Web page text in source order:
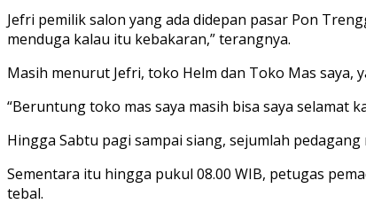
Jefri pemilik salon yang ada didepan pasar Pon
menduga kalau itu kebakaran,” terangnya.
Masih menurut Jefri, toko Helm dan Toko Mas saya,
“Beruntung toko mas saya masih bisa saya selamat
Hingga Sabtu pagi sampai siang, sejumlah
Sementara itu hingga pukul 08.00 WIB, petugas
tebal.